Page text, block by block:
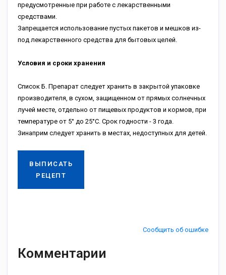
предусмотренные при работе с лекарственными
средствами.
Запрещается использование пустых пакетов и мешков из-
под лекарственного средства для бытовых целей.
Условия и сроки хранения
Список Б. Препарат следует хранить в закрытой упаковке
производителя, в сухом, защищенном от прямых солнечных
лучей месте, отдельно от пищевых продуктов и кормов, при
температуре от 5° до 25°С. Срок годности - 3 года.
Зинаприм следует хранить в местах, недоступных для детей.
ВЫПИСАТЬ
РЕЦЕПТ
Сообщить об ошибке
Комментарии